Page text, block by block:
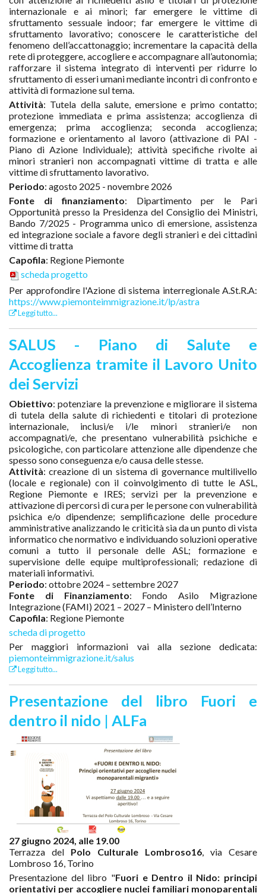
internazionale e ai minori; far emergere le vittime di
sfruttamento sessuale indoor; far emergere le vittime di
sfruttamento lavorativo; conoscere le caratteristiche del
fenomeno dell’accattonaggio; incrementare la capacità della
rete di proteggere, accogliere e accompagnare all’autonomia;
rafforzare il sistema integrato di interventi per ridurre lo
sfruttamento di esseri umani mediante incontri di confronto e
attività di formazione sul tema.
Attività: Tutela della salute, emersione e primo contatto;
protezione immediata e prima assistenza; accoglienza di
emergenza; prima accoglienza; seconda accoglienza;
formazione e orientamento al lavoro (attivazione di PAI -
Piano di Azione Individuale); attività specifiche rivolte ai
minori stranieri non accompagnati vittime di tratta e alle
vittime di sfruttamento lavorativo.
Periodo: agosto 2025 - novembre 2026
Fonte di finanziamento: Dipartimento per le Pari
Opportunità presso la Presidenza del Consiglio dei Ministri,
Bando 7/2025 - Programma unico di emersione, assistenza
ed integrazione sociale a favore degli stranieri e dei cittadini
vittime di tratta
Capofila: Regione Piemonte
scheda progetto
Per approfondire l'Azione di sistema interregionale A.St.R.A:
https://www.piemonteimmigrazione.it/lp/astra
Leggi tutto...
SALUS - Piano di Salute e
Accoglienza tramite il Lavoro Unito
dei Servizi
Obiettivo: potenziare la prevenzione e migliorare il sistema
di tutela della salute di richiedenti e titolari di protezione
internazionale, inclusi/e i/le minori stranieri/e non
accompagnati/e, che presentano vulnerabilità psichiche e
psicologiche, con particolare attenzione alle dipendenze che
spesso sono conseguenza e/o causa delle stesse.
Attività: creazione di un sistema di governance multilivello
(locale e regionale) con il coinvolgimento di tutte le ASL,
Regione Piemonte e IRES; servizi per la prevenzione e
attivazione di percorsi di cura per le persone con vulnerabilità
psichica e/o dipendenze; semplificazione delle procedure
amministrative analizzando le criticità sia da un punto di vista
informatico che normativo e individuando soluzioni operative
comuni a tutto il personale delle ASL; formazione e
supervisione delle equipe multiprofessionali; redazione di
materiali informativi.
Periodo: ottobre 2024 – settembre 2027
Fonte di Finanziamento: Fondo Asilo Migrazione
Integrazione (FAMI) 2021 – 2027 – Ministero dell’Interno
Capofila: Regione Piemonte
scheda di progetto
Per maggiori informazioni vai alla sezione dedicata:
piemonteimmigrazione.it/salus
Leggi tutto...
Presentazione del libro Fuori e
dentro il nido | ALFa
27 giugno 2024, alle 19.00
Terrazza del Polo Culturale Lombroso16, via Cesare
Lombroso 16, Torino
Presentazione del libro "Fuori e Dentro il Nido: principi
orientativi per accogliere nuclei familiari monoparentali